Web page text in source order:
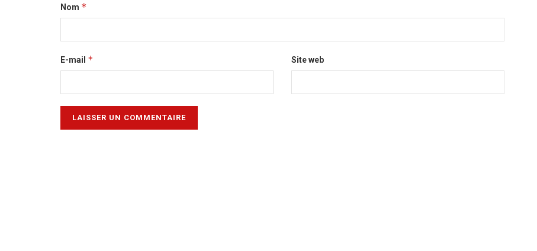
Nom *
E-mail * Site web